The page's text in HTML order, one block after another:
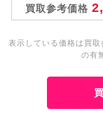
買取参考価格
表示している価格は買
の有